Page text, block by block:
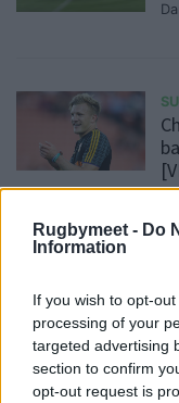
Rugbymeet - Do
Information
If you wish to opt-
processing of your
targeted advertising
section to confirm
opt-out request is